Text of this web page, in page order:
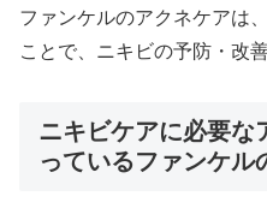
ファンケルのアクネケアは
ことで、ニキビの予防・改
ニキビケアに必要な
っているファンケル